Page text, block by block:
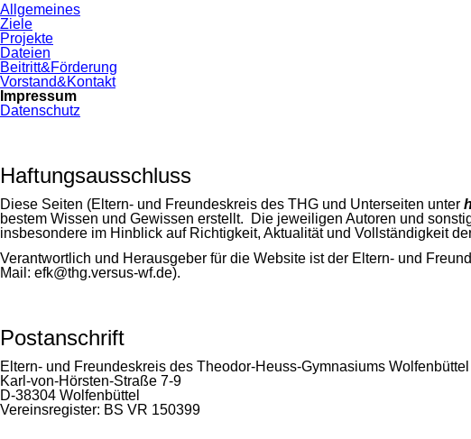
Navigation
überspringen
Allgemeines
Ziele
Projekte
Dateien
Beitritt&Förderung
Vorstand&Kontakt
Impressum
Datenschutz
Haftungsausschluss
Diese Seiten (Eltern- und Freundeskreis des THG und Unterseiten unter
bestem Wissen und Gewissen erstellt. Die jeweiligen Autoren und
insbesondere im Hinblick auf Richtigkeit, Aktualität und Vollständigkeit
Verantwortlich und Herausgeber für die Website ist der Eltern- und
Mail: efk@thg.versus-wf.de).
Postanschrift
Eltern- und Freundeskreis des Theodor-Heuss-Gymnasiums Wolfenbüttel
Karl-von-Hörsten-Straße 7-9
D-38304 Wolfenbüttel
Vereinsregister: BS VR 150399